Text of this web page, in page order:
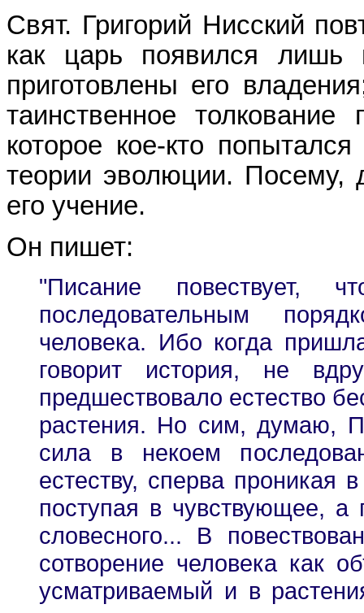
Свят. Григорий Нисский
как царь появился лишь
приготовлены его
таинственное толкование
которое кое-кто
теории эволюции. Посему,
его учение.
Он пишет:
"Писание повествует,
последовательным
человека. Ибо когда
говорит история, не
предшествовало естество
растения. Но сим, думаю,
сила в некоем
естеству, сперва проникая
поступая в чувствующее, а
словесного... В
сотворение человека как
усматриваемый и в